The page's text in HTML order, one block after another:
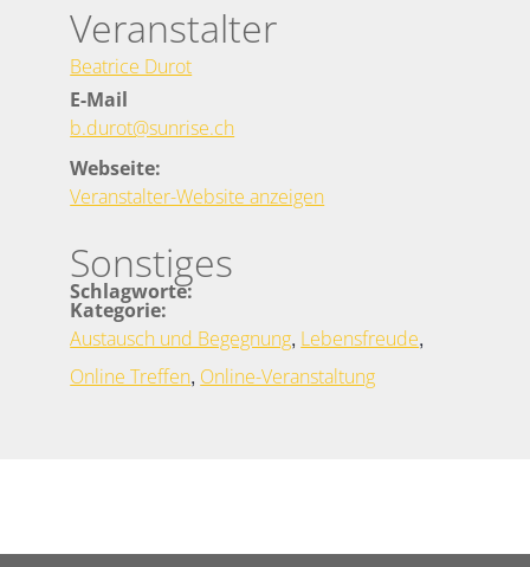
Veranstalter
Beatrice Durot
E-Mail
b.durot@sunrise.ch
Webseite:
Veranstalter-Website anzeigen
Sonstiges
Schlagworte:
Kategorie:
Austausch und Begegnung, Lebensfreude,
Online Treffen, Online-Veranstaltung